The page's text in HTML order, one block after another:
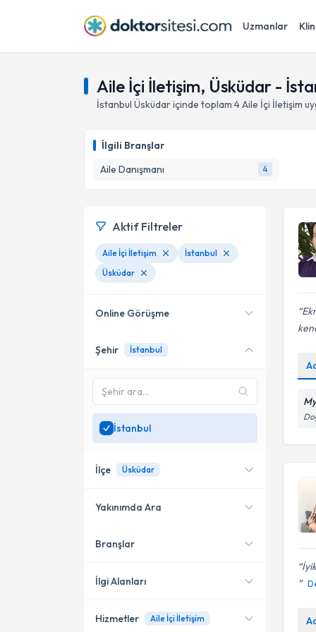
Uzmanlar
Aile İçi İletişim, Üsküdar -
İstanbul Üsküdariçinde toplam 4Aile İçi İletişim
İlgili Branşlar
Aile Danışmanı
4
Aktif Filtreler
Aile İçi İletişim
İstanbul
Üsküdar
Online Görüşme
Online danışmanlık sunan
Sadeceİstanbul
uzman ara
Şehir İstanbul
İstanbul
İlçe Üsküdar
Kadıköy
Bakırköy
Yakınımda Ara
Konumuma yakın uzmanları
Branşlar
Aile Danışmanı
İlgi Alanları
Hizmetler Aile İçi İletişim